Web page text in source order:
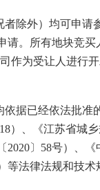
除外）均可申
。所有地块竞
作为受让人进行开
据已经依法批
）、《江苏省城
〕58号）、
等法律法规和技